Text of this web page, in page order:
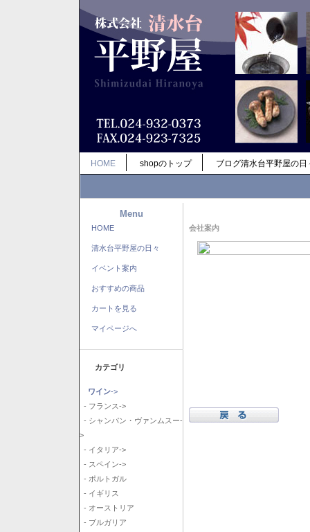
HOME shopのトップ ブログ清水台平野屋の日
Menu
HOME
清水台平野屋の日々
イベント案内
おすすめの商品
カートを見る
マイページへ
カテゴリ
ワイン->
- フランス->
- シャンパン・ヴァンムスー-
>
- イタリア->
- スペイン->
- ポルトガル
- イギリス
- オーストリア
- ブルガリア
会社案内